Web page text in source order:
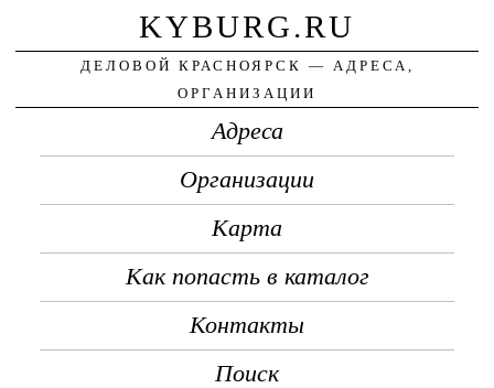
KYBURG.RU
ДЕЛОВОЙ КРАСНОЯРСК — АДРЕСА,
ОРГАНИЗАЦИИ
Адреса
Организации
Карта
Как попасть в каталог
Контакты
Поиск